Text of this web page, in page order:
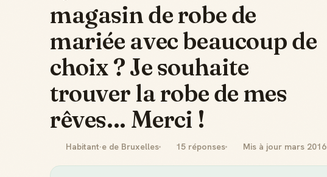
magasin de robe de
mariée avec beaucoup de
choix ? Je souhaite
trouver la robe de mes
rêves... Merci !
Habitant·e de Bruxelles 15 réponses Mis à jour mars 2016